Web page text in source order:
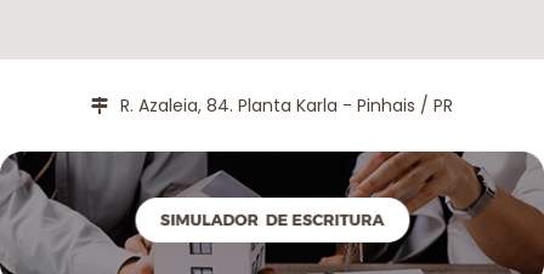
R. Azaleia, 84. Planta Karla - Pinhais / PR